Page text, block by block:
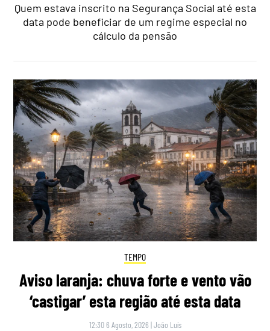
Quem estava inscrito na Segurança Social até esta
data pode beneficiar de um regime especial no
cálculo da pensão
TEMPO
Aviso laranja: chuva forte e vento vão
‘castigar’ esta região até esta data
12:30 6 Agosto, 2026 |João Luís